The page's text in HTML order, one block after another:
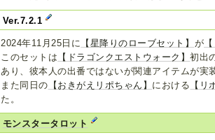
Ver.7.2.1
2024年11月25日に 【星降りのローブセット】 が
このセットは 【ドラゴンクエストウォーク】初出
あり、彼本人の出番ではないが関連アイテムが実
また同日の 【おきがえリポちゃん】 における 【リ
た。
モンスタータロット